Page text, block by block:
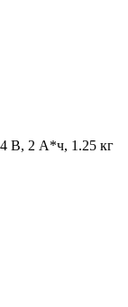
В, 2 А*ч, 1.25 кг